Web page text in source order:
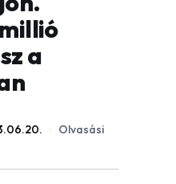
a
· Olvasási